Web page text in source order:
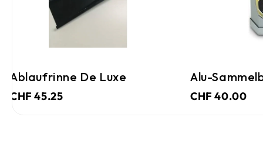
Ablaufrinne De Luxe
CHF 45.25
Alu-
CHF 40.00